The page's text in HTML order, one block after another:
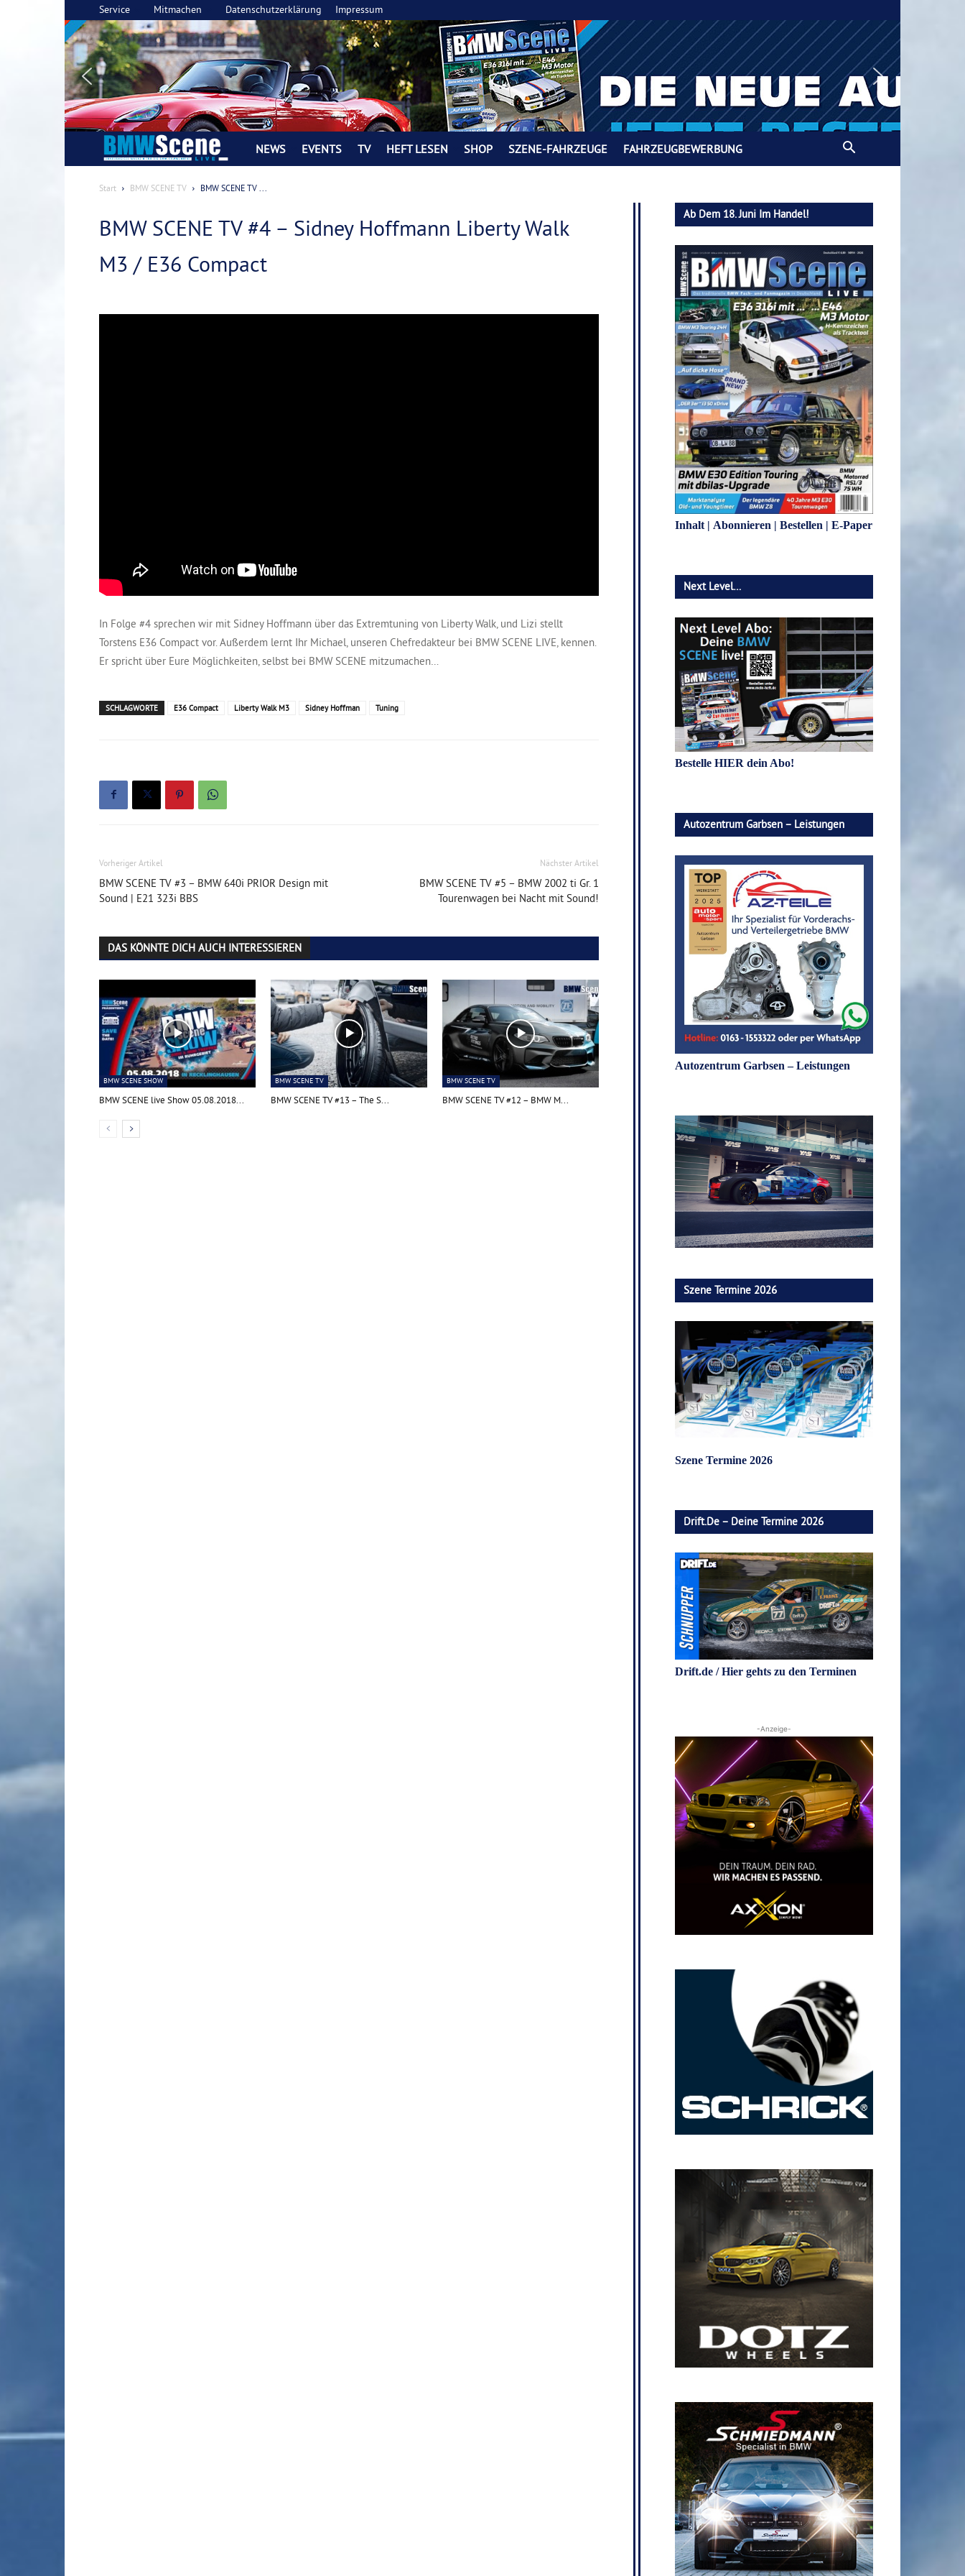
Service Mitmachen Datenschutzerklärung Impressum
BMW
SCENE
NEWS EVENTS TV HEFT LESEN SHOP SZENE-FAHRZEUGE FAHRZEUGBEWERBUNG
Start BMW SCENE TV BMW SCENE TV ...
BMW SCENE TV #4 – Sidney Hoffmann Liberty Walk
M3 / E36 Compact
In Folge #4 sprechen wir mit Sidney Hoffmann über das Extremtuning von Liberty Walk, und Lizi stellt
Torstens E36 Compact vor. Außerdem lernt Ihr Michael, unseren Chefredakteur bei BMW SCENE LIVE, kennen.
Er spricht über Eure Möglichkeiten, selbst bei BMW SCENE mitzumachen…
SCHLAGWORTE E36 Compact Liberty Walk M3 Sidney Hoffman Tuning
Vorheriger Artikel
BMW SCENE TV #3 – BMW 640i PRIOR Design mit
Sound | E21 323i BBS
Nächster Artikel
BMW SCENE TV #5 – BMW 2002 ti Gr. 1
Tourenwagen bei Nacht mit Sound!
DAS KÖNNTE DICH AUCH INTERESSIEREN
BMW SCENE SHOW
BMW SCENE live Show 05.08.2018...
BMW SCENE TV
BMW SCENE TV #13 – The S...
BMW SCENE TV
BMW SCENE TV #12 – BMW M...
Ab Dem 18. Juni Im Handel!
Inhalt | Abonnieren | Bestellen | E-Paper
Next Level…
Bestelle HIER dein Abo!
Autozentrum Garbsen – Leistungen
Autozentrum Garbsen – Leistungen
Szene Termine 2026
Szene Termine 2026
Drift.de – Deine Termine 2026
Drift.de / Hier gehts zu den Terminen
-Anzeige-